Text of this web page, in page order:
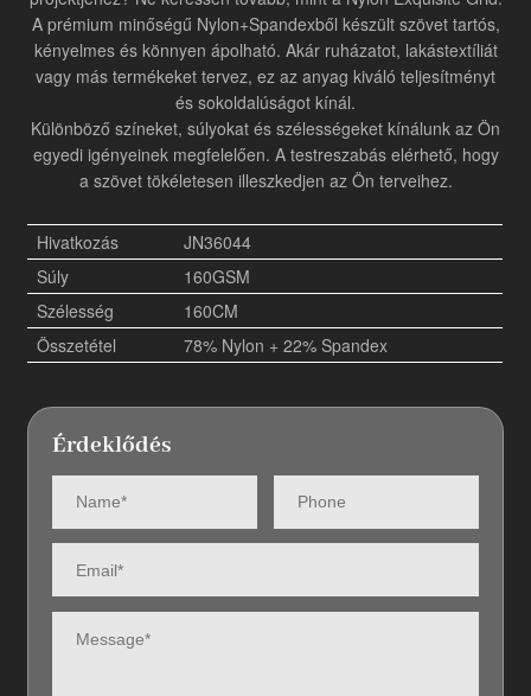
A prémium minőségű Nylon+Spandexből készült szövet tartós,
kényelmes és könnyen ápolható. Akár ruházatot, lakástextíliát
vagy más termékeket tervez, ez az anyag kiváló teljesítményt
és sokoldalúságot kínál.
Különböző színeket, súlyokat és szélességeket kínálunk az Ön
egyedi igényeinek megfelelően. A testreszabás elérhető, hogy
a szövet tökéletesen illeszkedjen az Ön terveihez.
Hivatkozás
JN36044
Súly
160GSM
Szélesség
160CM
Összetétel
78% Nylon + 22% Spandex
Érdeklődés